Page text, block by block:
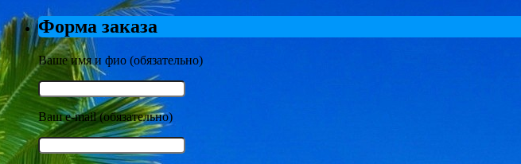
Форма заказа
Ваше имя и фио (обязательно)
Ваш e-mail (обязательно)